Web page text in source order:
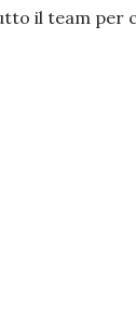
il team per